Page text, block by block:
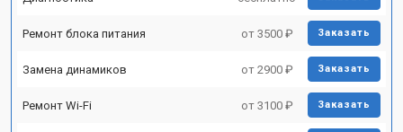
Ремонт блока питания от 3500 ₽ Заказать
Замена динамиков от 2900 ₽ Заказать
Ремонт Wi-Fi от 3100 ₽ Заказать